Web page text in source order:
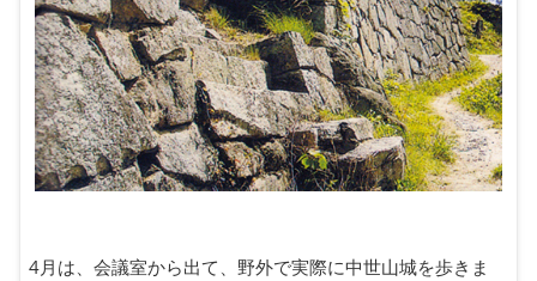
4月は、会議室から出て、野外で実際に中世山城を歩きま